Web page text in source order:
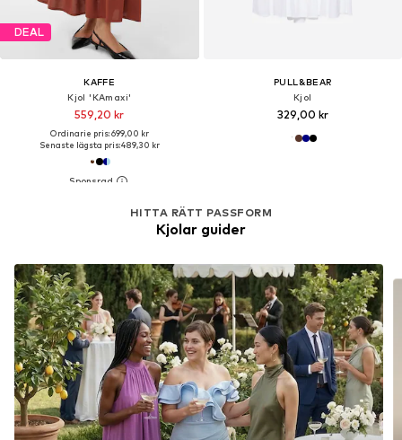
DEAL
KAFFE
Kjol 'KAmaxi'
559,20 kr
Ordinarie pris: 699,00 kr
Senaste lägsta pris:489,30 kr
PULL&BEAR
Kjol
329,00 kr
HITTA RÄTT PASSFORM
Kjolar guider